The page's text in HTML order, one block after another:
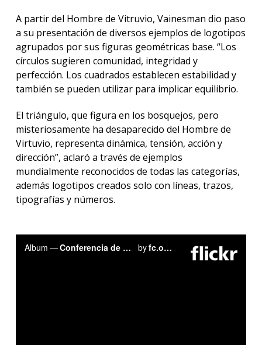
A partir del Hombre de Vitruvio, Vainesman dio paso
a su presentación de diversos ejemplos de logotipos
agrupados por sus figuras geométricas base. “Los
círculos sugieren comunidad, integridad y
perfección. Los cuadrados establecen estabilidad y
también se pueden utilizar para implicar equilibrio.
El triángulo, que figura en los bosquejos, pero
misteriosamente ha desaparecido del Hombre de
Virtuvio, representa dinámica, tensión, acción y
dirección”, aclaró a través de ejemplos
mundialmente reconocidos de todas las categorías,
además logotipos creados solo con líneas, trazos,
tipografías y números.